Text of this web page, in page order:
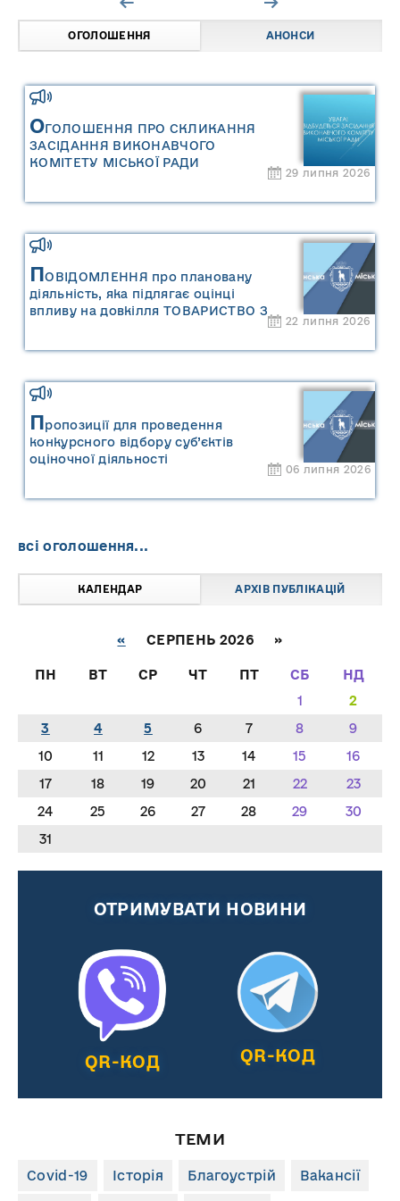
ОГОЛОШЕННЯ АНОНСИ
ОГОЛОШЕННЯ ПРО СКЛИКАННЯ
ЗАСІДАННЯ ВИКОНАВЧОГО
КОМІТЕТУ МІСЬКОЇ РАДИ
29 липня 2026
ПОВІДОМЛЕННЯ про плановану
діяльність, яка підлягає оцінці
впливу на довкілля ТОВАРИСТВО З
22 липня 2026
Пропозиції для проведення
конкурсного відбору суб’єктів
оціночної діяльності
06 липня 2026
всі оголошення...
КАЛЕНДАР АРХІВ ПУБЛІКАЦІЙ
« СЕРПЕНЬ 2026 »
ПН ВТ СР ЧТ ПТ СБ
НД
1
2
3
4 5 6 7 8
9
10
11 12 13 14 15
16
17
18 19 20 21 22
23
24
25 26 27 28 29
30
31
ОТРИМУВАТИ НОВИНИ
QR-КОД QR-КОД
ТЕМИ
Covid-19 Історія Благоустрій Вакансії